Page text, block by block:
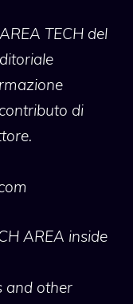
TECH del
di
AREA inside
and other